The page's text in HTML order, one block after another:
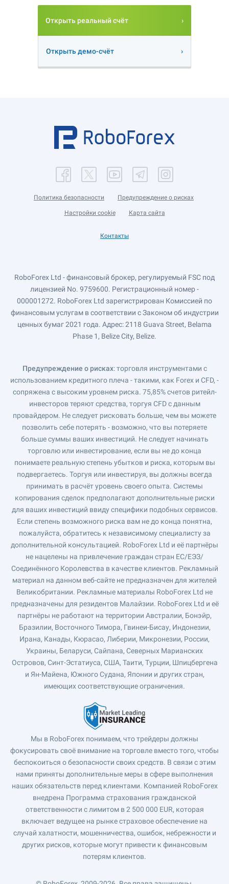
Открыть реальный счёт
Открыть демо-счёт
Политика безопасности Предупреждение о рисках
Настройки cookie Карта сайта
Контакты
RoboForex Ltd - финансовый брокер, регулируемый FSC под
лицензией No. 9759600. Регистрационный номер -
000001272. RoboForex Ltd зарегистрирован Комиссией по
финансовым услугам в соответствии с Законом об индустрии
ценных бумаг 2021 года. Адрес: 2118 Guava Street, Belama
Phase 1, Belize City, Belize.
Предупреждение о рисках: торговля инструментами с
использованием кредитного плеча - такими, как Forex и CFD, -
сопряжена с высоким уровнем риска. 75,85% счетов ритейл-
инвесторов теряют средства, торгуя CFD с данным
провайдером. Не следует рисковать больше, чем вы можете
позволить себе потерять - возможно, что вы потеряете
больше суммы ваших инвестиций. Не следует начинать
торговлю или инвестирование, если вы не до конца
понимаете реальную степень убытков и риска, которым вы
подвергаетесь. Торгуя или инвестируя, вы должны всегда
принимать в расчёт уровень своего опыта. Системы
копирования сделок предполагают дополнительные риски
для ваших инвестиций ввиду специфики подобных сервисов.
Если степень возможного риска вам не до конца понятна,
пожалуйста, обратитесь к независимому специалисту за
дополнительной консультацией. RoboForex Ltd и её партнёры
не нацелены на привлечение граждан стран ЕС/ЕЭЗ/
Соединённого Королевства в качестве клиентов. Рекламный
материал на данном веб-сайте не предназначен для жителей
Великобритании. Рекламные материалы RoboForex Ltd не
предназначены для резидентов Малайзии. RoboForex Ltd и её
партнёры не работают на территории Австралии, Бонэйр,
Бразилии, Восточного Тимора, Гвинеи-Бисау, Индонезии,
Ирана, Канады, Кюрасао, Либерии, Микронезии, России,
Украины, Беларуси, Сайпана, Северных Марианских
Островов, Синт-Эстатиуса, США, Таити, Турции, Шпицбергена
и Ян-Майена, Южного Судана, Японии и других стран,
имеющих соответствующие ограничения.
Мы в RoboForex понимаем, что трейдеры должны
фокусировать своё внимание на торговле вместо того, чтобы
беспокоиться о безопасности своих средств. В связи с этим
нами приняты дополнительные меры в сфере выполнения
наших обязательств перед клиентами. Компанией RoboForex
внедрена Программа страхования гражданской
ответственности с лимитом в 2 500 000 EUR, которая
включает ведущее на рынке страховое обеспечение на
случай халатности, мошенничества, ошибок, небрежности и
других рисков, которые могут привести к финансовым
потерям клиентов.